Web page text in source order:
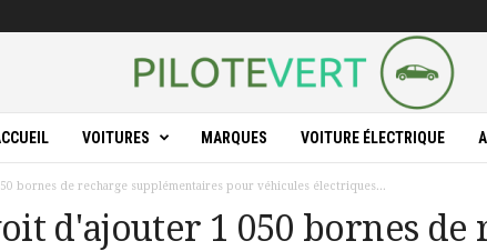
VOITURES MARQUES VOITURE ÉLECTRIQUE
bornes de recharge supplémentaires pour véhicules électriques...
d'ajouter 1 050 bornes de